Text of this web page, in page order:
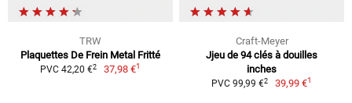
TRW
Plaquettes De Frein Metal Fritté
PVC 42,20 €2 37,98 €1
Craft-Meyer
Jjeu de 94 clés à douilles
inches
PVC 99,99 €2 39,99 €1